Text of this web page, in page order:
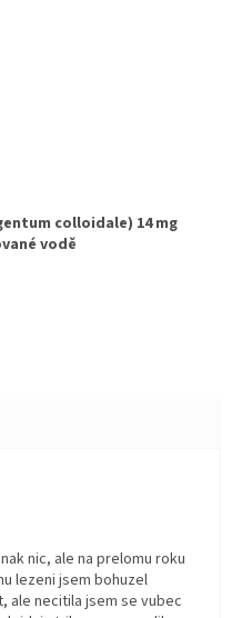
colloidale) 14 mg
vodě
z 5 hvězdiček.
nic, ale na prelomu roku
lezeni jsem bohuzel
ale necitila jsem se vubec